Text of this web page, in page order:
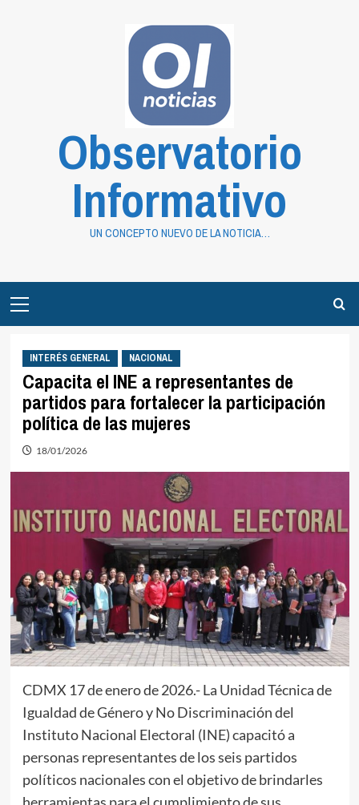
Observatorio
Informativo
UN CONCEPTO NUEVO DE LA NOTICIA…
Menu
INTERÉS GENERAL NACIONAL
Capacita el INE a representantes de
partidos para fortalecer la participación
política de las mujeres
18/01/2026
CDMX 17 de enero de 2026.- La Unidad Técnica de
Igualdad de Género y No Discriminación del
Instituto Nacional Electoral (INE) capacitó a
personas representantes de los seis partidos
políticos nacionales con el objetivo de brindarles